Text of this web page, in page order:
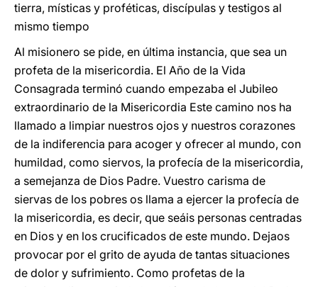
tierra, místicas y proféticas, discípulas y testigos al
mismo tiempo
Al misionero se pide, en última instancia, que sea un
profeta de la misericordia. El Año de la Vida
Consagrada terminó cuando empezaba el Jubileo
extraordinario de la Misericordia Este camino nos ha
llamado a limpiar nuestros ojos y nuestros corazones
de la indiferencia para acoger y ofrecer al mundo, con
humildad, como siervos, la profecía de la misericordia,
a semejanza de Dios Padre. Vuestro carisma de
siervas de los pobres os llama a ejercer la profecía de
la misericordia, es decir, que seáis personas centradas
en Dios y en los crucificados de este mundo. Dejaos
provocar por el grito de ayuda de tantas situaciones
de dolor y sufrimiento. Como profetas de la